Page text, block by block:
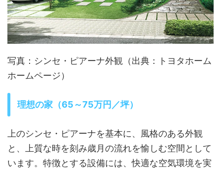
写真：シンセ・ピアーナ外観（出典：トヨタホーム
ホームページ）
理想の家（65～75万円／坪）
上のシンセ・ピアーナを基本に、風格のある外観
と、上質な時を刻み歳月の流れを愉しむ空間として
います。特徴とする設備には、快適な空気環境を実